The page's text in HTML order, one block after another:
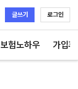
글쓰기 로그인
보험노하우 가입